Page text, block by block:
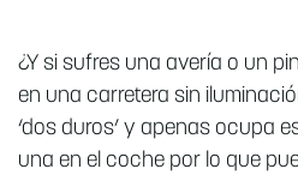
¿Y si sufres una avería o un
en una carretera sin
‘dos duros’ y apenas ocupa
una en el coche por lo que